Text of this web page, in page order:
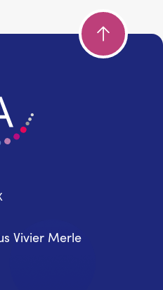
Vivier Merle